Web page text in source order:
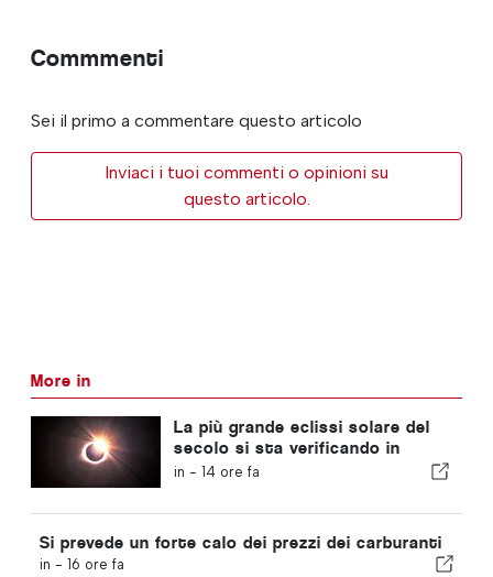
Commmenti
Sei il primo a commentare questo articolo
Inviaci i tuoi commenti o opinioni su
questo articolo.
More in
La più grande eclissi solare del
secolo si sta verificando in
Portogallo
in - 14 ore fa
Si prevede un forte calo dei prezzi dei carburanti
in - 16 ore fa